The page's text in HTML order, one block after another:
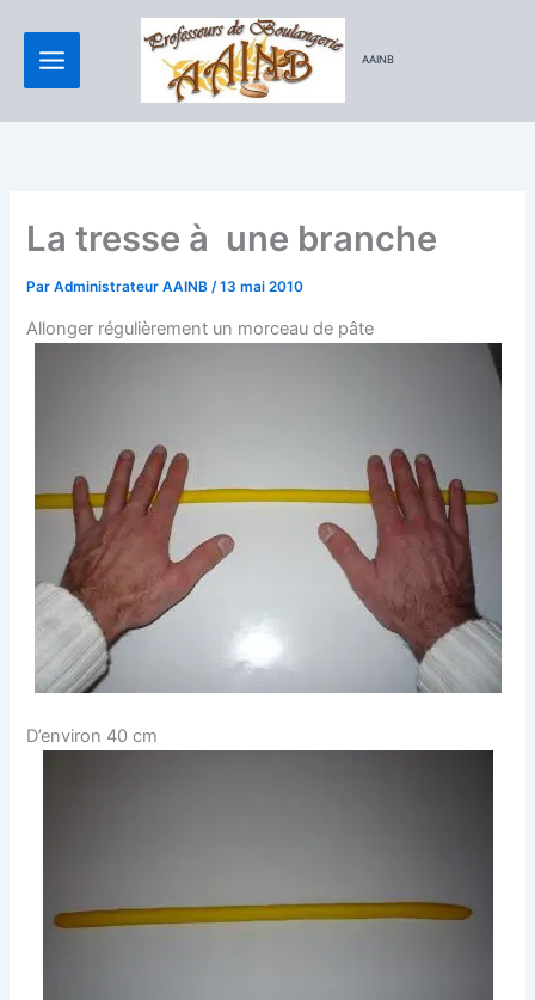
contenu
AAINB
La tresse à une branche
ParAdministrateur AAINB/13 mai 2010
Allonger régulièrement un morceau de pâte
D’environ 40 cm